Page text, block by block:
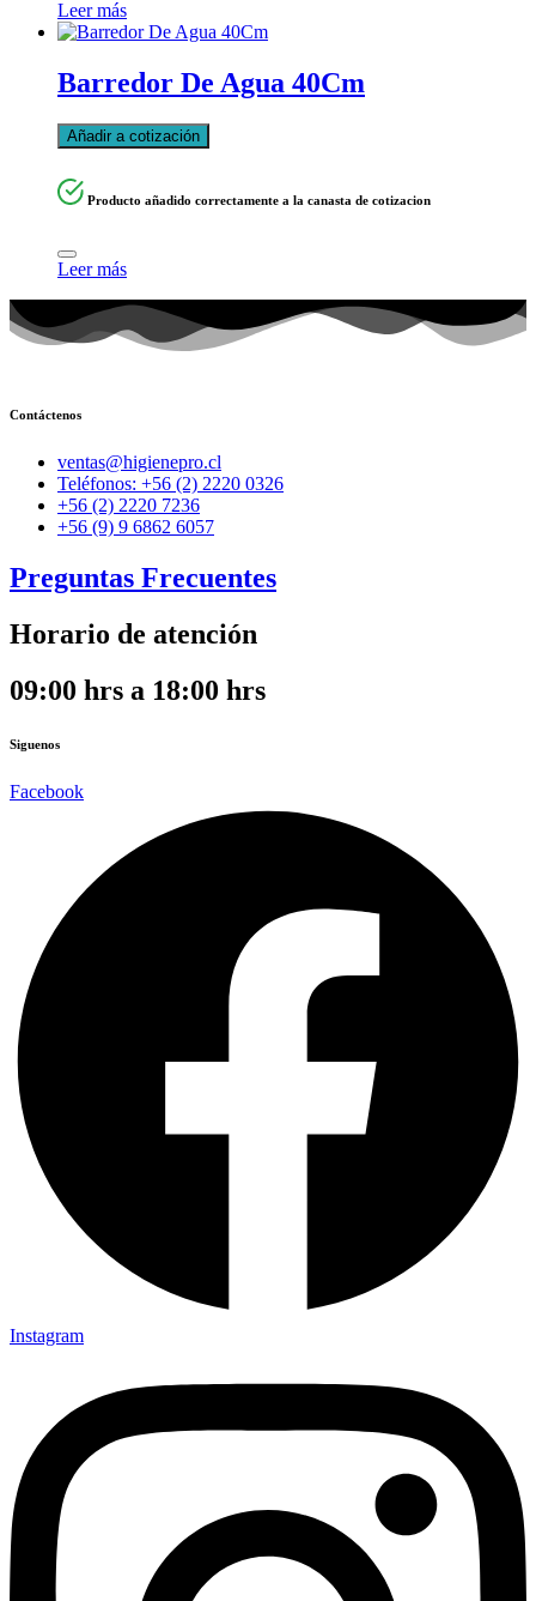
Leer más
Barredor De Agua 40Cm
Añadir a cotización
Producto añadido correctamente a la canasta de cotizacion
Leer más
Contáctenos
ventas@higienepro.cl
Teléfonos: +56 (2) 2220 0326
+56 (2) 2220 7236
+56 (9) 9 6862 6057
Preguntas Frecuentes
Horario de atención
09:00 hrs a 18:00 hrs
Siguenos
Facebook
Instagram